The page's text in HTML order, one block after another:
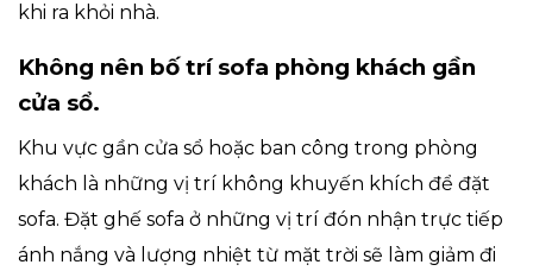
khi ra khỏi nhà.
Không nên bố trí sofa phòng khách gần
cửa sổ.
Khu vực gần cửa sổ hoặc ban công trong phòng
khách là những vị trí không khuyến khích để đặt
sofa. Đặt ghế sofa ở những vị trí đón nhận trực tiếp
ánh nắng và lượng nhiệt từ mặt trời sẽ làm giảm đi